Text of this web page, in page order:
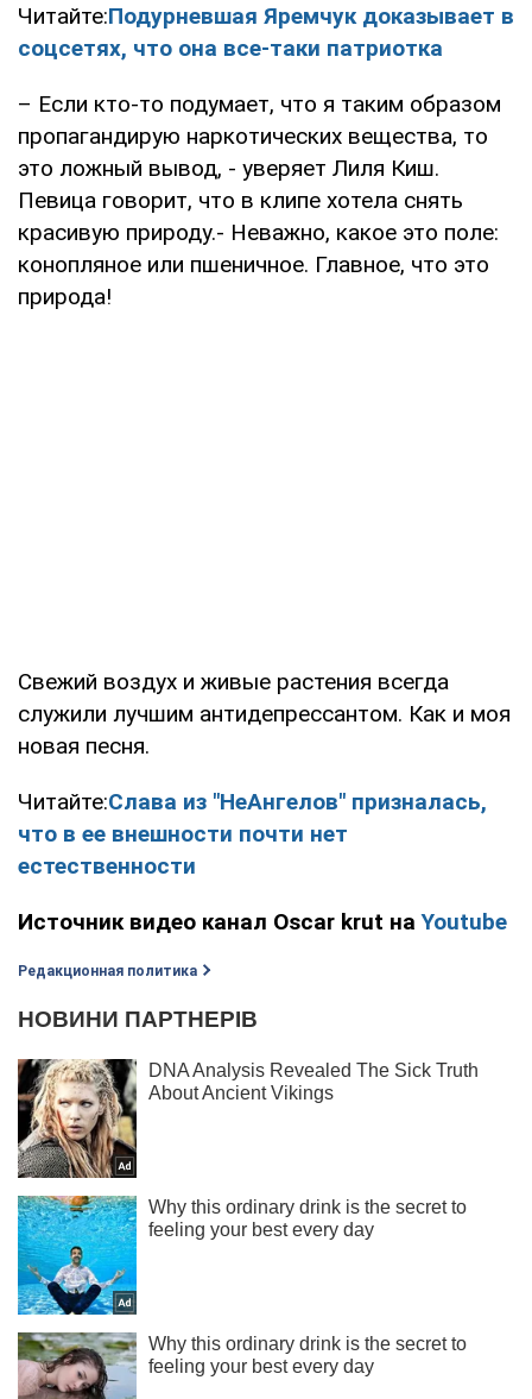
Читайте:Подурневшая Яремчук доказывает в
соцсетях, что она все-таки патриотка
– Если кто-то подумает, что я таким образом
пропагандирую наркотических вещества, то
это ложный вывод, - уверяет Лиля Киш.
Певица говорит, что в клипе хотела снять
красивую природу.- Неважно, какое это поле:
конопляное или пшеничное. Главное, что это
природа!
Свежий воздух и живые растения всегда
служили лучшим антидепрессантом. Как и моя
новая песня.
Читайте:Слава из "НеАнгелов" призналась,
что в ее внешности почти нет
естественности
Источник видео канал Oscar krut на Youtube
Редакционная политика